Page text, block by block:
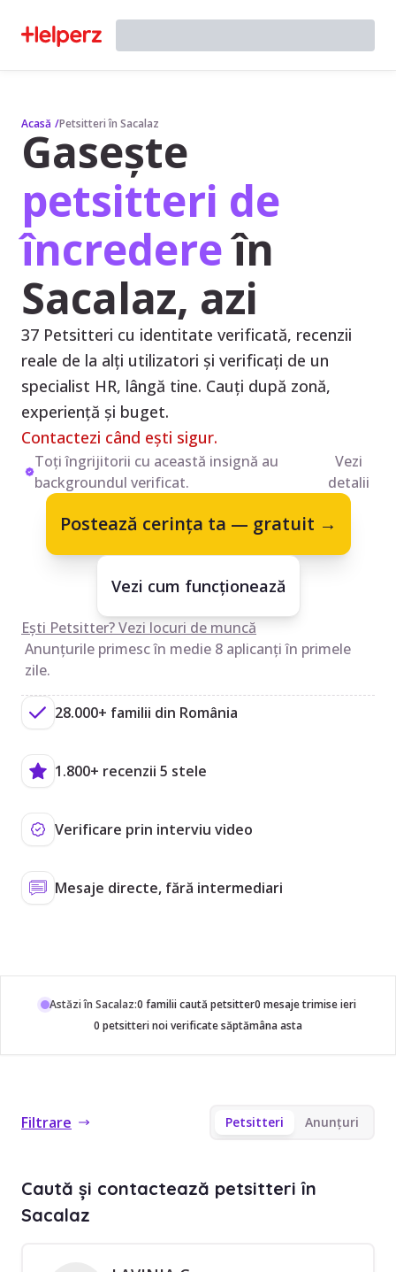
Acasă /Petsitteri în Sacalaz
Gasește
petsitteri de
încredereîn
Sacalaz, azi
37 Petsitteri cu identitate verificată, recenzii
reale de la alți utilizatori și verificați de un
specialist HR, lângă tine. Cauți după zonă,
experiență și buget.
Contactezi când ești sigur.
Toți îngrijitorii cu această insignă au
backgroundul verificat.
Vezi
detalii
Postează cerința ta — gratuit →
Vezi cum funcționează
Ești Petsitter? Vezi locuri de muncă
Anunțurile primesc în medie 8 aplicanți în primele
zile.
28.000+ familii din România
1.800+ recenzii 5 stele
Verificare prin interviu video
Mesaje directe, fără intermediari
Astăzi în Sacalaz:0 familii caută petsitter0 mesaje trimise ieri
0 petsitteri noi verificate săptămâna asta
Filtrare Petsitteri Anunțuri
Caută și contactează petsitteri în
Sacalaz